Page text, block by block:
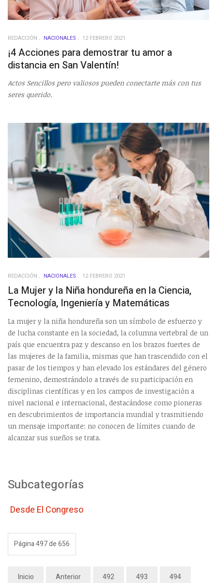
REDACCIÓN NACIONALES 12 FEBRERO 2021
¡4 Acciones para demostrar tu amor a
distancia en San Valentín!
Actos Sencillos pero valiosos pueden conectarte más con tus
seres querido.
REDACCIÓN NACIONALES 12 FEBRERO 2021
La Mujer y la Niña hondureña en la Ciencia,
Tecnología, Ingeniería y Matemáticas
La mujer y la niña hondureña son un símbolo de esfuerzo y
de lucha constante en la sociedad, la columna vertebral de un
país que encuentra paz y descanso en los brazos fuertes de
las mujeres de la familia, mismas que han trascendido con el
pasar de los tiempos y han elevado los estándares del género
femenino, demostrándolo a través de su participación en
disciplinas científicas y en los campos de investigación a
nivel nacional e internacional, destacándose como pioneras
en descubrimientos de importancia mundial y trasmitiendo
un mensaje importante: no conocen de límites cuando de
alcanzar sus sueños se trata.
Subcategorías
Desde El Congreso
Página 497 de 656
Inicio Anterior 492 493 494